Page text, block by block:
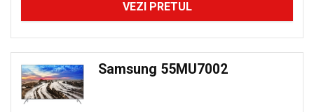
VEZI PRETUL
Samsung 55MU7002